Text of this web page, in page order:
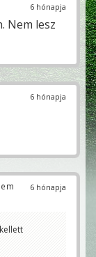
6 hónapja
Nem lesz
6 hónapja
6 hónapja